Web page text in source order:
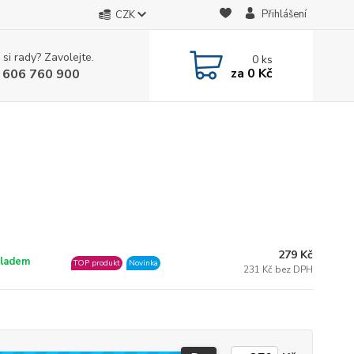
CZK Přihlášení
rady? Zavolejte.
760 900
0ks
za 0 Kč
TOP produkt Novinka
279 Kč
231 Kč bez DPH